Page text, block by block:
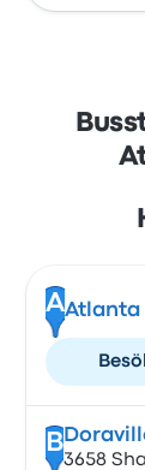
AAtlanta
B
3658